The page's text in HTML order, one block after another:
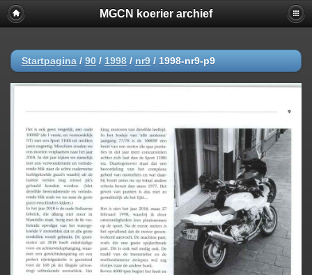
MGCN koerier archief
Startpagina / 90 / 1998 / nr9 / 1998-nr9-p9